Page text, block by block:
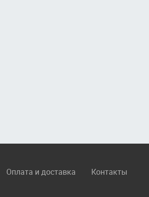
Оплата и доставка Контакты